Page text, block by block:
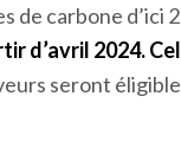
de carbone d’ici
d’avril 2024.
seront